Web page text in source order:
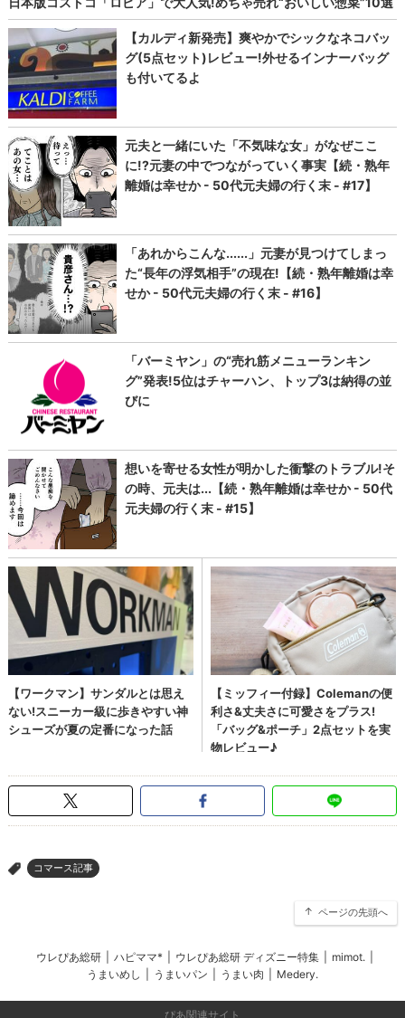
> コマース記事
ページの先頭へ
ウレぴあ総研 ハピママ* ウレぴあ総研 ディズニー特集 mimot.
うまいめし
うまいパン うまい肉 Medery.
ぴあ関連サイト